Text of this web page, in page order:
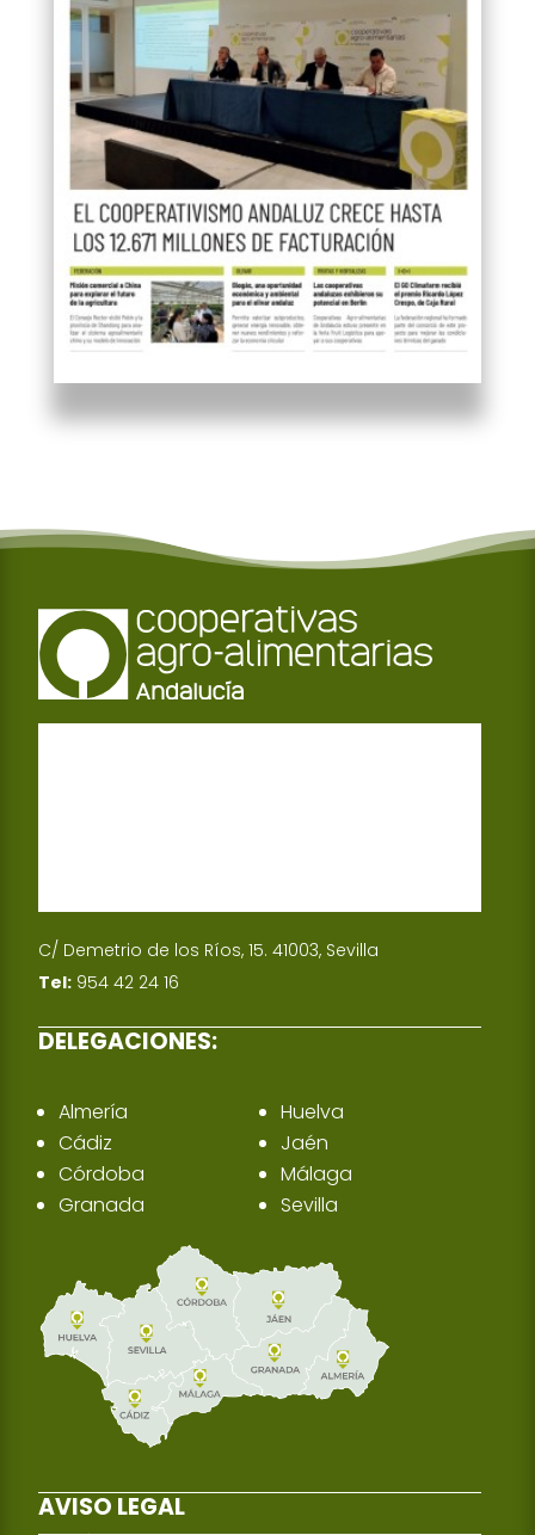
C/ Demetrio de los Ríos, 15. 41003, Sevilla
Tel: 954 42 24 16
DELEGACIONES:
Almería
Cádiz
Córdoba
Granada
Huelva
Jaén
Málaga
Sevilla
AVISO LEGAL